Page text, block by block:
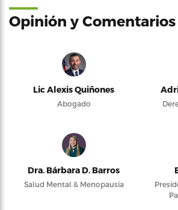
Opinión y Comentarios
Lic Alexis Quiñones
Abogado
Dra. Bárbara D. Barros
Salud Mental & Menopausia